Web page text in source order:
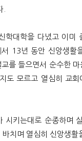
.
학대학을 다녔고 이미
13년 동안 신앙생활
를 들으면서 순수한 마
도 모르고 열심히 교
시키는대로 순종하며
치며 열심히 신앙생활